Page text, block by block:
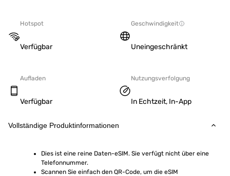
Hotspot
Verfügbar
Geschwindigkeit
Uneingeschränkt
Aufladen
Verfügbar
Nutzungsverfolgung
In Echtzeit, In-App
Vollständige Produktinformationen
Dies ist eine reine Daten-eSIM. Sie verfügt nicht über eine
Telefonnummer.
Scannen Sie einfach den QR-Code, um die eSIM